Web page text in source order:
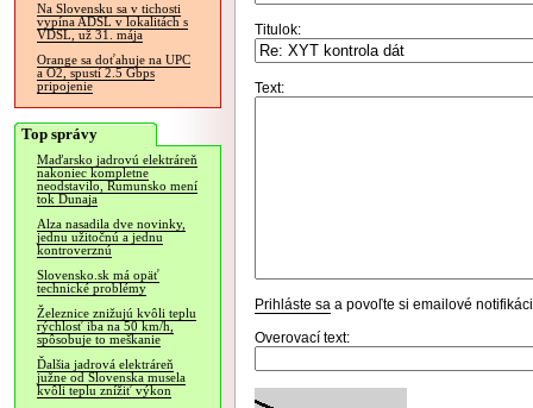
Na Slovensku sa v tichosti
vypína ADSL v lokalitách s
VDSL, už 31. mája
Orange sa doťahuje na UPC
a O2, spustí 2.5 Gbps
pripojenie
Top správy
Maďarsko jadrovú elektráreň
nakoniec kompletne
neodstavilo, Rumunsko mení
tok Dunaja
Alza nasadila dve novinky,
jednu užitočnú a jednu
kontroverznú
Slovensko.sk má opäť
technické problémy
Železnice znižujú kvôli teplu
rýchlosť iba na 50 km/h,
spôsobuje to meškanie
Ďalšia jadrová elektráreň
južne od Slovenska musela
kvôli teplu znížiť výkon
Titulok:
Text:
Prihláste sa a povoľte si emailové
Overovací text: